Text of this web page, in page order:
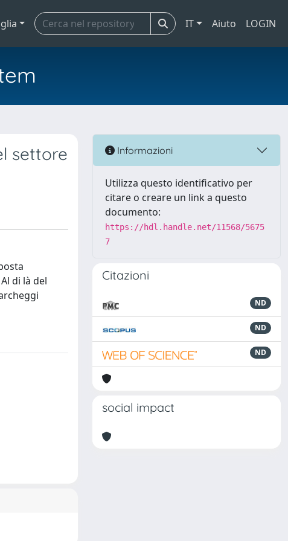
IT Aiuto LOGIN
settore
di là del
Informazioni
Utilizza questo identificativo per
citare o creare un link a questo
documento:
https://hdl.handle.net/11568/5675
7
Citazioni
ND
ND
ND
social impact